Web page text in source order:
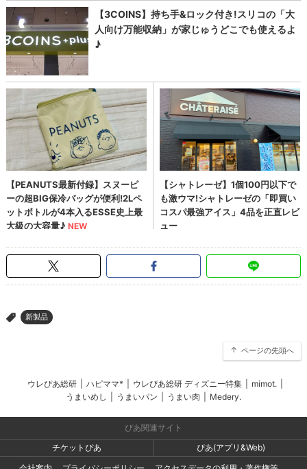
> 新製品
ページの先頭へ
ウレぴあ総研 ハピママ* ウレぴあ総研 ディズニー特集 mimot.
うまいめし
うまいパン うまい肉 Medery.
ぴあ関連サイト
チケットぴあ
ぴあ(アプリ&Web)